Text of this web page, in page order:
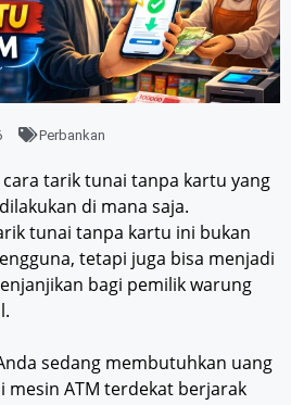
Perbankan
tarik tunai tanpa kartu yang
di mana saja.
tunai tanpa kartu ini bukan
tetapi juga bisa menjadi
bagi pemilik warung
sedang membutuhkan uang
ATM terdekat berjarak